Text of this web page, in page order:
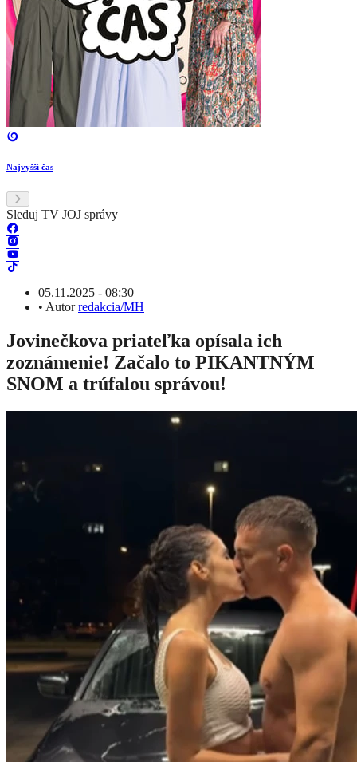
Najvyšší čas
Sleduj TV JOJ správy
05.11.2025 - 08:30
• Autorredakcia/MH
Jovinečkova priateľka opísala ich
zoznámenie! Začalo to PIKANTNÝM
SNOM a trúfalou správou!